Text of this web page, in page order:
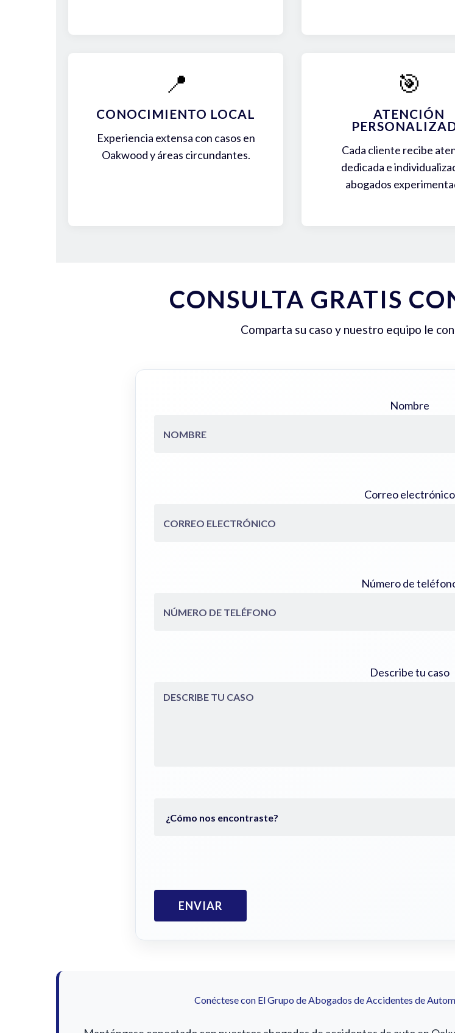
📍
CONOCIMIENTO LOCAL
Experiencia extensa con casos en
Oakwood y áreas circundantes.
🎯
ATENCIÓN
Cada cliente recibe
dedicada e
abogados
CONSULTA GRATIS
Comparta su caso y nuestro equipo le
Nombre
Correo electrónico
Número de
Describe tu caso
Conéctese con El Grupo de Abogados de Accidentes de